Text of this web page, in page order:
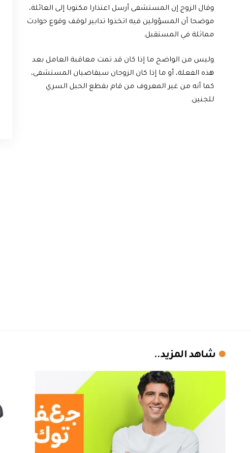
وقال الزوج إن المستشفى أرسل اعتذارا مكتوبا إلى العائلة،
موضحا أن المسؤولين فيه اتخذوا تدابير لوقف وقوع حوادث
مماثلة في المستقبل.
وليس من الواضح ما إذا كان قد تمت معاقبة العامل بعد
هذه الفعلة، أو ما إذا كان الزوجان سيقاضيان المستشفى،
كما أنه من غير المعروف من قام بقطع الحبل السري
للجنين.
شاهد المزيد..